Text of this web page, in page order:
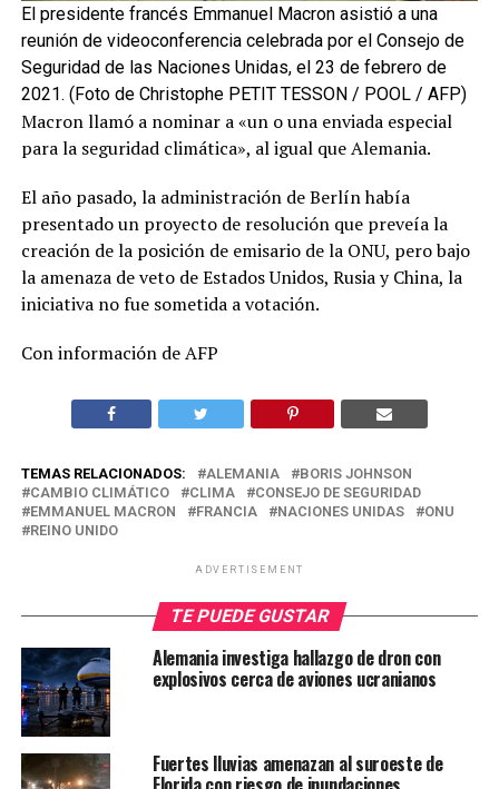
El presidente francés Emmanuel Macron asistió a una
reunión de videoconferencia celebrada por el Consejo de
Seguridad de las Naciones Unidas, el 23 de febrero de
2021. (Foto de Christophe PETIT TESSON / POOL / AFP)
Macron llamó a nominar a «un o una enviada especial
para la seguridad climática», al igual que Alemania.
El año pasado, la administración de Berlín había
presentado un proyecto de resolución que preveía la
creación de la posición de emisario de la ONU, pero bajo
la amenaza de veto de Estados Unidos, Rusia y China, la
iniciativa no fue sometida a votación.
Con información de AFP
TEMAS RELACIONADOS: ALEMANIA
BORIS JOHNSON
CAMBIO CLIMÁTICO
CLIMA
CONSEJO DE SEGURIDAD
EMMANUEL MACRON
FRANCIA NACIONES UNIDAS
ONU
REINO UNIDO
ADVERTISEMENT
TE PUEDE GUSTAR
Alemania investiga hallazgo de dron con
explosivos cerca de aviones ucranianos
Fuertes lluvias amenazan al suroeste de